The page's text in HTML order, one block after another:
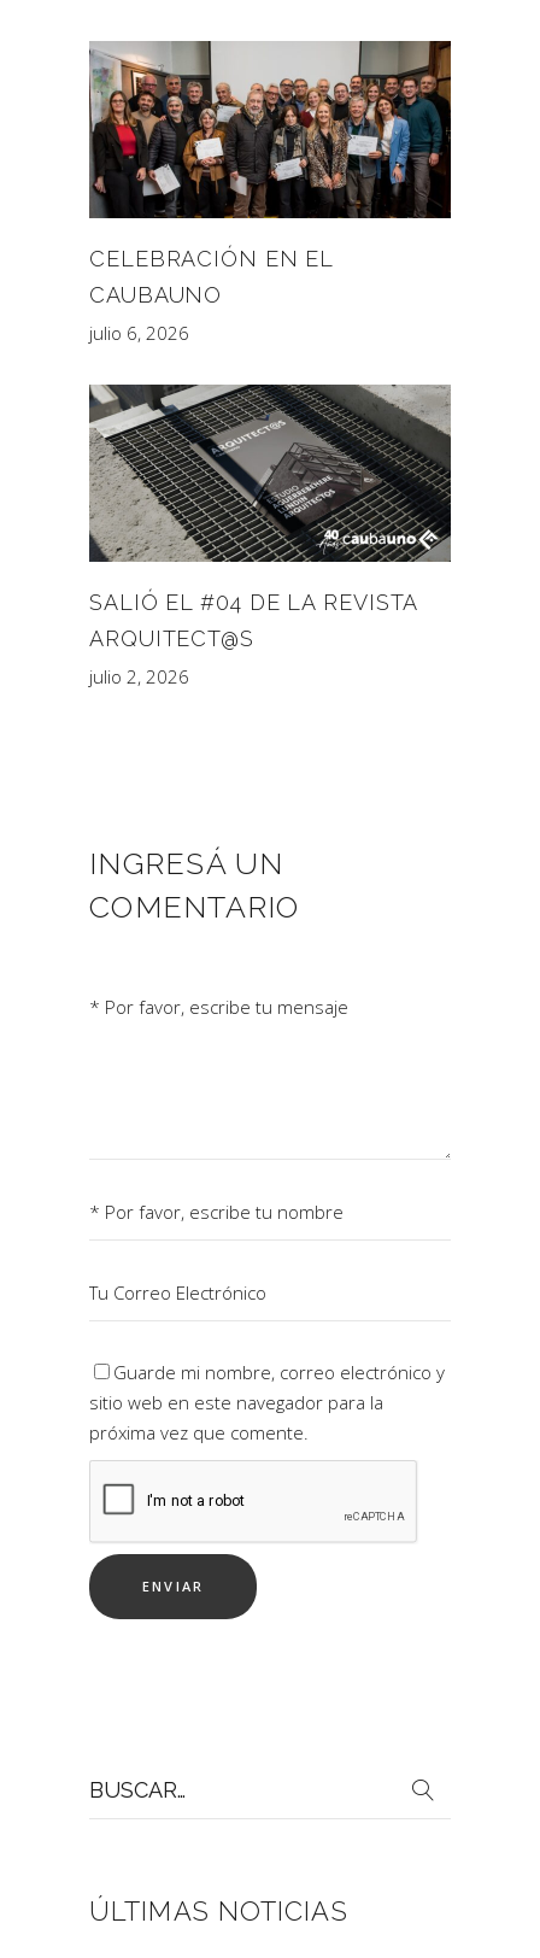
CELEBRACIÓN EN EL
CAUBAUNO
julio 6, 2026
SALIÓ EL #04 DE LA REVISTA
ARQUITECT@S
julio 2, 2026
INGRESÁ UN
COMENTARIO
Guarde mi nombre, correo electrónico y
sitio web en este navegador para la
próxima vez que comente.
por:
ÚLTIMAS NOTICIAS